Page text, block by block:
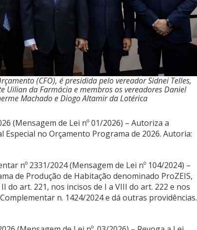
(CFO), é presidida pelo vereador Sidnei Telles,
Uilian da Farmácia e membros os vereadores Daniel
Machado e Diogo Altamir da Lotérica
(Mensagem de Lei nº 01/2026) – Autoriza a
Especial no Orçamento Programa de 2026. Autoria:
nº 2331/2024 (Mensagem de Lei nº 104/2024) –
de Produção de Habitação denominado ProZEIS,
do art. 221, nos incisos de I a VIII do art. 222 e nos
n. 1424/2024 e dá outras providências.